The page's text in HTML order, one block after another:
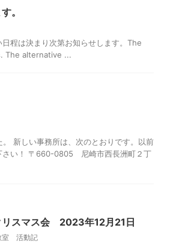
。
程は決まり次第お知らせします。The
The alternative ...
新しい事務所は、次のとおりです。以前
さい！ 〒660-0805 尼崎市西長洲町２丁
スマス会 2023年12月21日
室 活動記